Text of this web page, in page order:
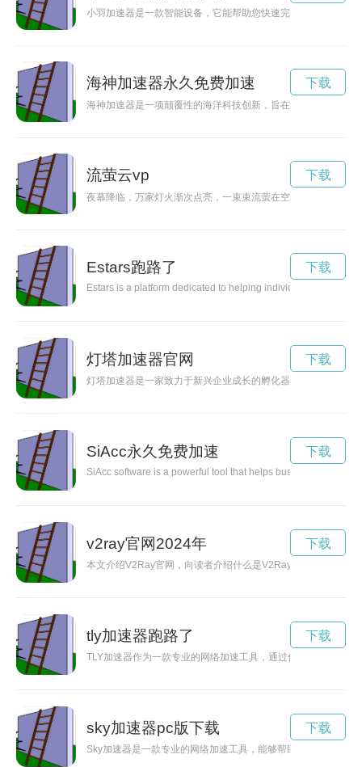
小羽加速器是一款智能设备，它能帮助您快速完成各种任务，
海神加速器永久免费加速
海神加速器是一项颠覆性的海洋科技创新，旨在加速海洋资源
下载
流萤云vp
夜幕降临，万家灯火渐次点亮，一束束流萤在空中飞舞，将璀
下载
Estars跑路了
Estars is a platform dedicated to helping individuals reach
下载
灯塔加速器官网
灯塔加速器是一家致力于新兴企业成长的孵化器，通过提供一
下载
SiAcc永久免费加速
SiAcc software is a powerful tool that helps businesses
下载
v2ray官网2024年
本文介绍V2Ray官网，向读者介绍什么是V2Ray，官网上有哪
下载
tly加速器跑路了
TLY加速器作为一款专业的网络加速工具，通过优化网络连接
下载
sky加速器pc版下载
Sky加速器是一款专业的网络加速工具，能够帮助用户实现高速
下载